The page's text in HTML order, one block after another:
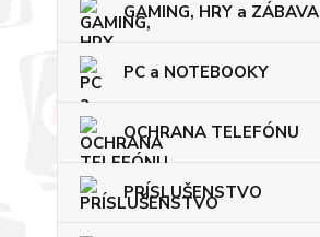
GAMING, HRY a ZÁBAVA
PC a NOTEBOOKY
OCHRANA TELEFÓNU
PRÍSLUŠENSTVO